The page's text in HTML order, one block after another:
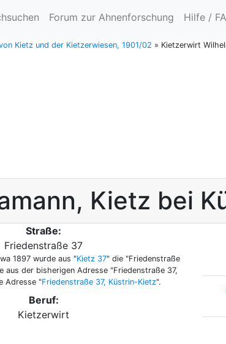
Forum zur Ahnenforschung Hilfe /
Kietz und der Kietzerwiesen, 1901/02 » Kietzerwirt
, Kietz bei
Straße:
Friedenstraße 37
1897 wurde aus "Kietz 37" die "Friedenstraße
aus der bisherigen Adresse "Friedenstraße 37,
Adresse "Friedenstraße 37, Küstrin-Kietz".
Beruf:
Kietzerwirt